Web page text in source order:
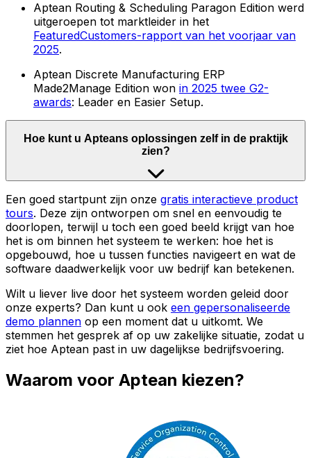
Aptean Routing & Scheduling Paragon Edition werd
uitgeroepen tot marktleider in het
FeaturedCustomers-rapport van het voorjaar van
2025.
Aptean Discrete Manufacturing ERP
Made2Manage Edition won in 2025 twee G2-
awards: Leader en Easier Setup.
Hoe kunt u Apteans oplossingen zelf in de praktijk
zien?
Een goed startpunt zijn onze gratis interactieve product
tours. Deze zijn ontworpen om snel en eenvoudig te
doorlopen, terwijl u toch een goed beeld krijgt van hoe
het is om binnen het systeem te werken: hoe het is
opgebouwd, hoe u tussen functies navigeert en wat de
software daadwerkelijk voor uw bedrijf kan betekenen.
Wilt u liever live door het systeem worden geleid door
onze experts? Dan kunt u ook een gepersonaliseerde
demo plannen op een moment dat u uitkomt. We
stemmen het gesprek af op uw zakelijke situatie, zodat u
ziet hoe Aptean past in uw dagelijkse bedrijfsvoering.
Waarom voor Aptean kiezen?